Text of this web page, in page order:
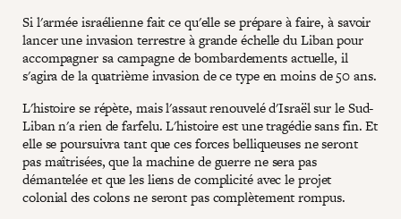
Si l'armée israélienne fait ce qu'elle se prépare à faire, à savoir
lancer une invasion terrestre à grande échelle du Liban pour
accompagner sa campagne de bombardements actuelle, il
s'agira de la quatrième invasion de ce type en moins de 50 ans.
L'histoire se répète, mais l'assaut renouvelé d'Israël sur le Sud-
Liban n'a rien de farfelu. L'histoire est une tragédie sans fin. Et
elle se poursuivra tant que ces forces belliqueuses ne seront
pas maîtrisées, que la machine de guerre ne sera pas
démantelée et que les liens de complicité avec le projet
colonial des colons ne seront pas complètement rompus.